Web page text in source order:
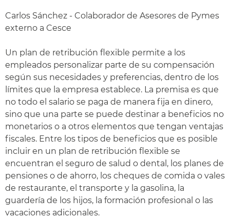
Carlos Sánchez - Colaborador de Asesores de Pymes
externo a Cesce
Un plan de retribución flexible permite a los
empleados personalizar parte de su compensación
según sus necesidades y preferencias, dentro de los
límites que la empresa establece. La premisa es que
no todo el salario se paga de manera fija en dinero,
sino que una parte se puede destinar a beneficios no
monetarios o a otros elementos que tengan ventajas
fiscales. Entre los tipos de beneficios que es posible
incluir en un plan de retribución flexible se
encuentran el seguro de salud o dental, los planes de
pensiones o de ahorro, los cheques de comida o vales
de restaurante, el transporte y la gasolina, la
guardería de los hijos, la formación profesional o las
vacaciones adicionales.